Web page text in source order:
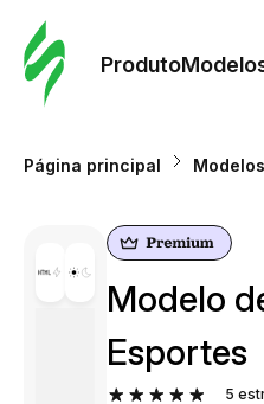
Produto
Página principal Modelos
Modelo
Esportes
5